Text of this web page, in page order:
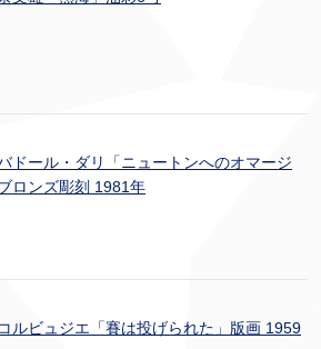
ドール・ダリ「ニュートンへのオマージ
ロンズ彫刻 1981年
ルビュジエ「賽は投げられた」版画 1959